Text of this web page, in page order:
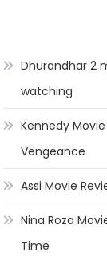
Dhurandhar 2
watching
Kennedy
Vengeance
Assi Movie
Nina Roza
Time